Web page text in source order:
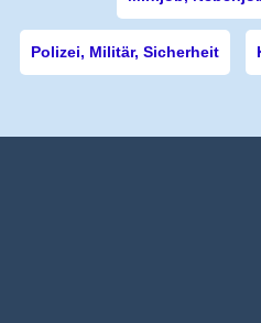
Polizei, Militär, Sicherheit